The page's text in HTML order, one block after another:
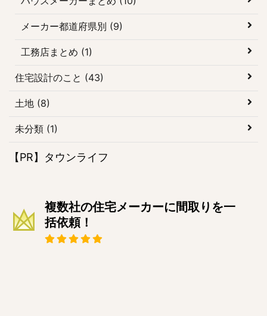
メーカー都道府県別 (9)
工務店まとめ (1)
住宅設計のこと (43)
土地 (8)
未分類 (1)
【PR】タウンライフ
複数社の住宅メーカーに間取りを一
括依頼！